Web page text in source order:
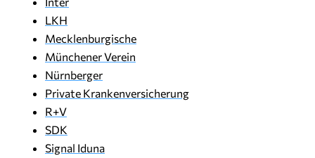
LKH
Mecklenburgische
Münchener Verein
Nürnberger
Private Krankenversicherung
R+V
SDK
Signal Iduna